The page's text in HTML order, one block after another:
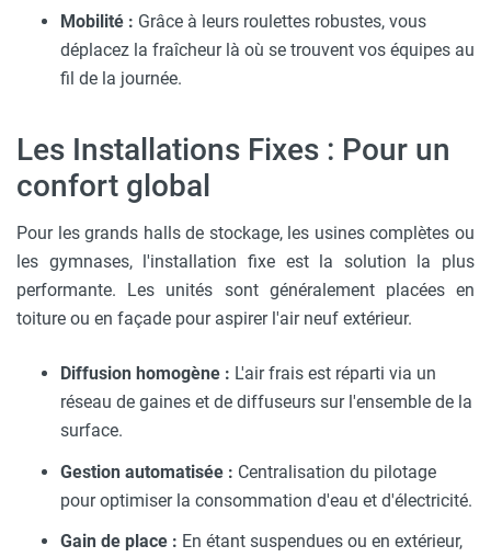
Mobilité : Grâce à leurs roulettes robustes, vous
déplacez la fraîcheur là où se trouvent vos équipes au
fil de la journée.
Les Installations Fixes : Pour un
confort global
Pour les grands halls de stockage, les usines complètes ou
les gymnases, l'installation fixe est la solution la plus
performante. Les unités sont généralement placées en
toiture ou en façade pour aspirer l'air neuf extérieur.
Diffusion homogène : L'air frais est réparti via un
réseau de gaines et de diffuseurs sur l'ensemble de la
surface.
Gestion automatisée : Centralisation du pilotage
pour optimiser la consommation d'eau et d'électricité.
Gain de place : En étant suspendues ou en extérieur,